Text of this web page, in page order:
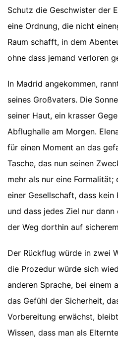
Schutz die Geschwister der
eine Ordnung, die nicht
Raum schafft, in dem
ohne dass jemand verloren
In Madrid angekommen,
seines Großvaters. Die
seiner Haut, ein krasser
Abflughalle am Morgen.
für einen Moment an das
Tasche, das nun seinen
mehr als nur eine Formalität;
einer Gesellschaft, dass kein
und dass jedes Ziel nur
der Weg dorthin auf
Der Rückflug würde in zwei
die Prozedur würde sich
anderen Sprache, bei einem
das Gefühl der Sicherheit,
Vorbereitung erwächst,
Wissen, dass man als